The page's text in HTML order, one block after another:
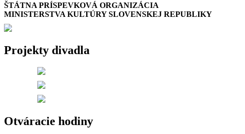
ŠTÁTNA PRÍSPEVKOVÁ ORGANIZÁCIA
MINISTERSTVA KULTÚRY SLOVENSKEJ REPUBLIKY
Projekty divadla
Otváracie hodiny